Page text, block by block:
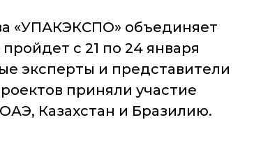
«УПАКЭКСПО» объединяет
с 21 по 24 января
эксперты и представители
приняли участие
Казахстан и Бразилию.